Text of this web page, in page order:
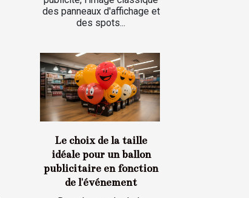
des panneaux d'affichage et
des spots...
Le choix de la taille
idéale pour un ballon
publicitaire en fonction
de l'événement